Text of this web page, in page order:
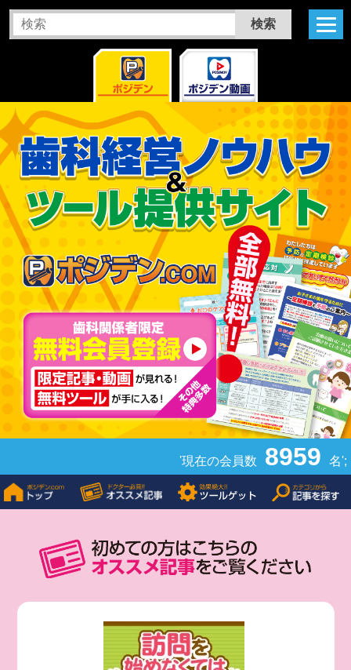
'現在の会員数 8959 名';